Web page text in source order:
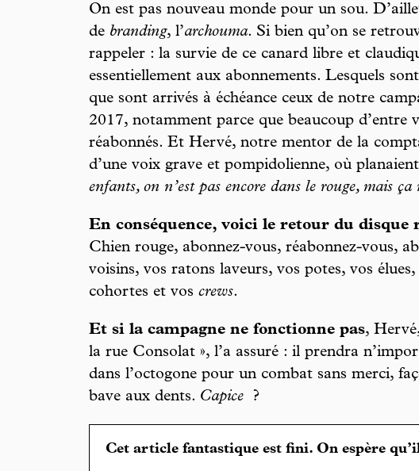
On est pas nouveau monde pour un sou.
de branding, l’archouma. Si bien qu’on se
rappeler : la survie de ce canard libre et
essentiellement aux abonnements. Lesquels
que sont arrivés à échéance ceux de notre
2017, notamment parce que beaucoup d’entre
réabonnés. Et Hervé, notre mentor de la
d’une voix grave et pompidolienne, où
enfants, on n’est pas encore dans le rouge, mais
En conséquence, voici le retour du disque
Chien rouge, abonnez-vous, réabonnez-vous,
voisins, vos ratons laveurs, vos potes, vos
cohortes et vos crews.
Et si la campagne ne fonctionne pas,
la rue Consolat », l’a assuré : il prendra
dans l’octogone pour un combat sans merci,
bave aux dents. Capice ?
Cet article fantastique est fini. On espère